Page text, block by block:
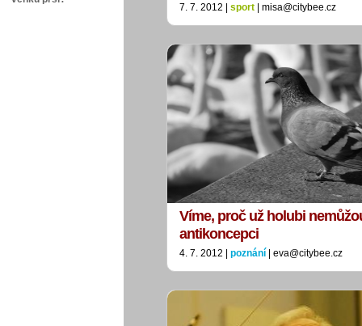
7. 7. 2012 | sport | misa@citybee.cz
Víme, proč už holubi
antikoncepci
4. 7. 2012 | poznání | eva@citybee.cz